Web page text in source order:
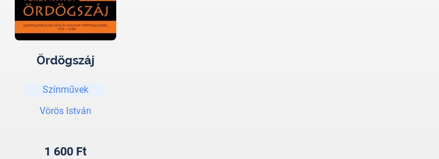
Ördögszáj
Színművek
Vörös István
1 600 Ft